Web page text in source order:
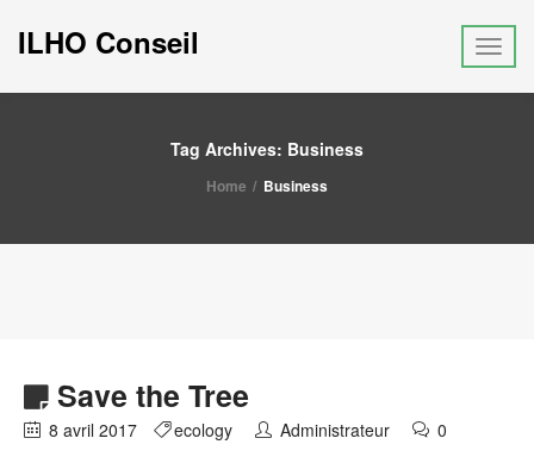
ILHO Conseil
Tag Archives: Business
Home Business
Save the Tree
8 avril 2017 ecology Administrateur 0